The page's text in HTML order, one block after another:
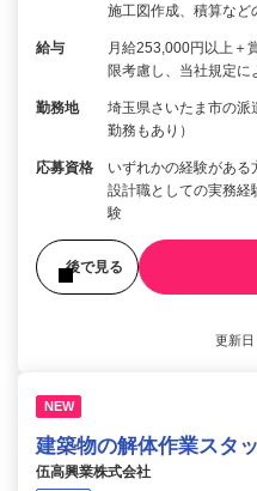
施工図作成、積算な
給与
月給253,000円以上＋
限考慮し、当社規定に
勤務地
埼玉県さいたま市の
勤務もあり）
応募資格
いずれかの経験があ
設計職としての実務
験
後で見る
更新
NEW
建築物の解体作業スタ
伍高興業株式会社